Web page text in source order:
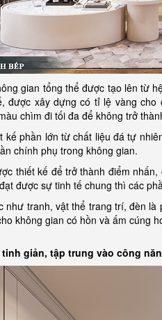
gian tổng thể được tạo lên từ
được xây dựng có tỉ lệ vàng
chìm đi tối đa để không trở
kế phần lớn từ chất liệu đá tự
chính phụ trong không gian.
thiết kế để trở thành điểm
được sự tinh tế chung thì các
như tranh, vật thể trang trí, đèn
không gian có hồn và ấm cúng
giản, tập trung vào công